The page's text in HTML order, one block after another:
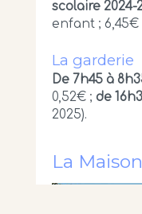
scolaire 2024-
enfant ; 6,45€
La garderie
De 7h45 à
0,52€ ; de
2025).
La